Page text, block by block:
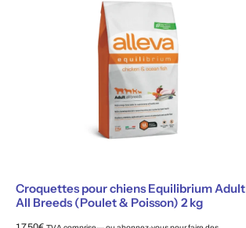
Croquettes pour chiens Equilibrium Adult
All Breeds (Poulet & Poisson) 2 kg